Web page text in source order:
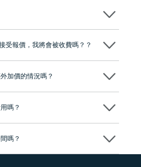
的大學校訓，各分院匯聚來自香港、內地的
品牌」，是諾貝爾種植系統全球放心植牙中
和地區的顧客，受到粵港澳大灣區及周邊城
任推薦 珠海、深圳設有八大分院，香港亦設
任何問題都可以隨時預約免費咨詢，讓人十
受報價，我將會被收費嗎？？
加價的情況嗎？
嗎？
嗎？
whatsapp聯絡我們，告知我們你原本預約的